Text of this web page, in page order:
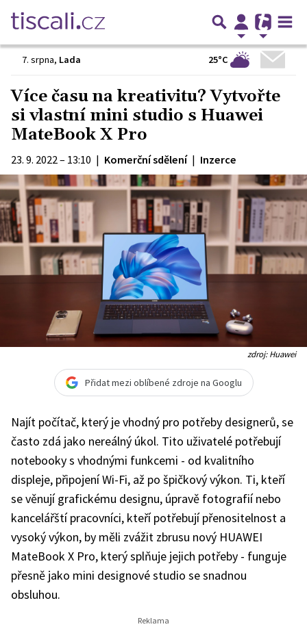
7. srpna, Lada 25°C
Více času na kreativitu? Vytvořte
si vlastní mini studio s Huawei
MateBook X Pro
23. 9. 2022 – 13:10 | Komerční sdělení | Inzerce
zdroj: Huawei
Přidat mezi oblíbené zdroje na Googlu
Najít počítač, který je vhodný pro potřeby designerů, se
často zdá jako nereálný úkol. Tito uživatelé potřebují
notebooky s vhodnými funkcemi - od kvalitního
displeje, připojení Wi-Fi, až po špičkový výkon. Ti, kteří
se věnují grafickému designu, úpravě fotografií nebo
kancelářští pracovníci, kteří potřebují přenositelnost a
vysoký výkon, by měli zvážit zbrusu nový HUAWEI
MateBook X Pro, který splňuje jejich potřeby - funguje
přesně jako mini designové studio se snadnou
obsluhou.